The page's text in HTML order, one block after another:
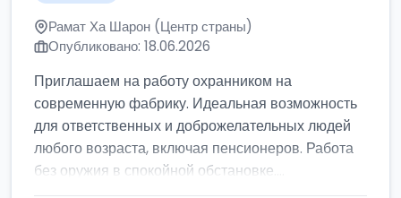
Рамат Ха Шарон (Центр страны)
Опубликовано: 18.06.2026
Приглашаем на работу охранником на
современную фабрику. Идеальная возможность
для ответственных и доброжелательных людей
любого возраста, включая пенсионеров. Работа
без оружия в спокойной обстановке....